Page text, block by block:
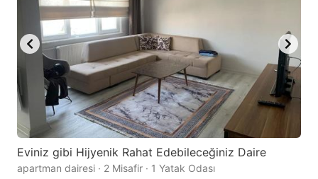
Eviniz gibi Hijyenik Rahat Edebileceğiniz Daire
apartman dairesi · 2 Misafir · 1 Yatak Odası